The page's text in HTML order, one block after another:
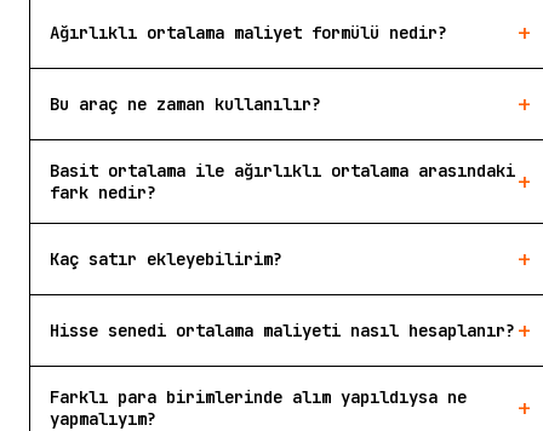
Ağırlıklı ortalama maliyet formülü nedir? +
Bu araç ne zaman kullanılır? +
Basit ortalama ile ağırlıklı ortalama arasındaki
fark nedir?
+
Kaç satır ekleyebilirim? +
Hisse senedi ortalama maliyeti nasıl hesaplanır? +
Farklı para birimlerinde alım yapıldıysa ne
yapmalıyım?
+